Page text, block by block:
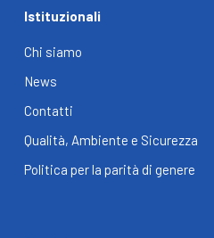
Istituzionali
Chi siamo
News
Contatti
Qualità, Ambiente e Sicurezza
Politica per la parità di genere